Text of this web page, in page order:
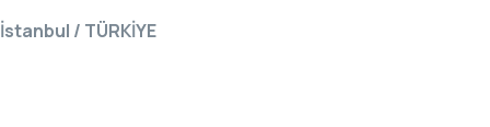
CORE
İstanbul / TÜRKİYE